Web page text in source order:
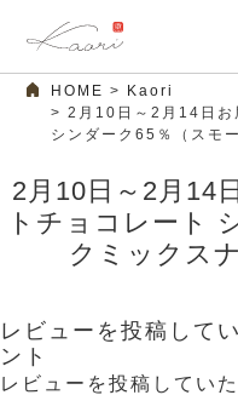
HOME
Kaori
2月10日～2月14日お
シンダーク65％（スモ
2月10日～2月14
トチョコレート
クミックス
レビューを投稿して
ント
レビューを投稿してい